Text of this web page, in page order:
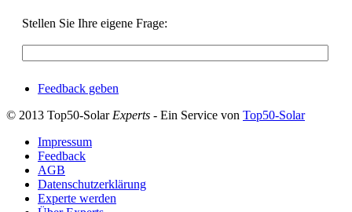
Stellen Sie Ihre eigene Frage:
Feedback geben
© 2013 Top50-Solar Experts - Ein Service von Top50-Solar
Impressum
Feedback
AGB
Datenschutzerklärung
Experte werden